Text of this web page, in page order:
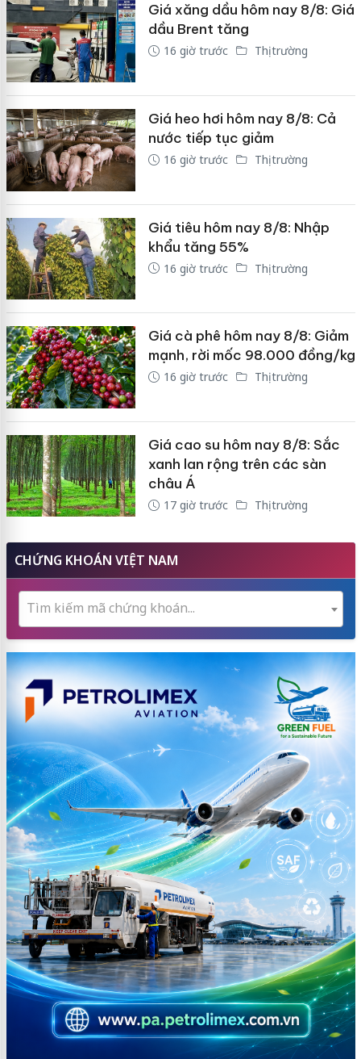
Giá xăng dầu hôm nay 8/8: Giá
dầu Brent tăng
16 giờ trước Thị trường
Giá heo hơi hôm nay 8/8: Cả
nước tiếp tục giảm
16 giờ trước Thị trường
Giá tiêu hôm nay 8/8: Nhập
khẩu tăng 55%
16 giờ trước Thị trường
Giá cà phê hôm nay 8/8: Giảm
mạnh, rời mốc 98.000 đồng/kg
16 giờ trước Thị trường
Giá cao su hôm nay 8/8: Sắc
xanh lan rộng trên các sàn
châu Á
17 giờ trước Thị trường
CHỨNG KHOÁN VIỆT NAM
Tìm kiếm mã chứng khoán...